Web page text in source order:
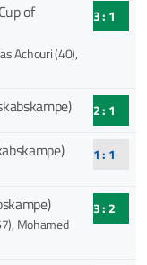
of
Achouri (40),
3 : 1
2 : 1
1 : 1
, Mohamed
3 : 2